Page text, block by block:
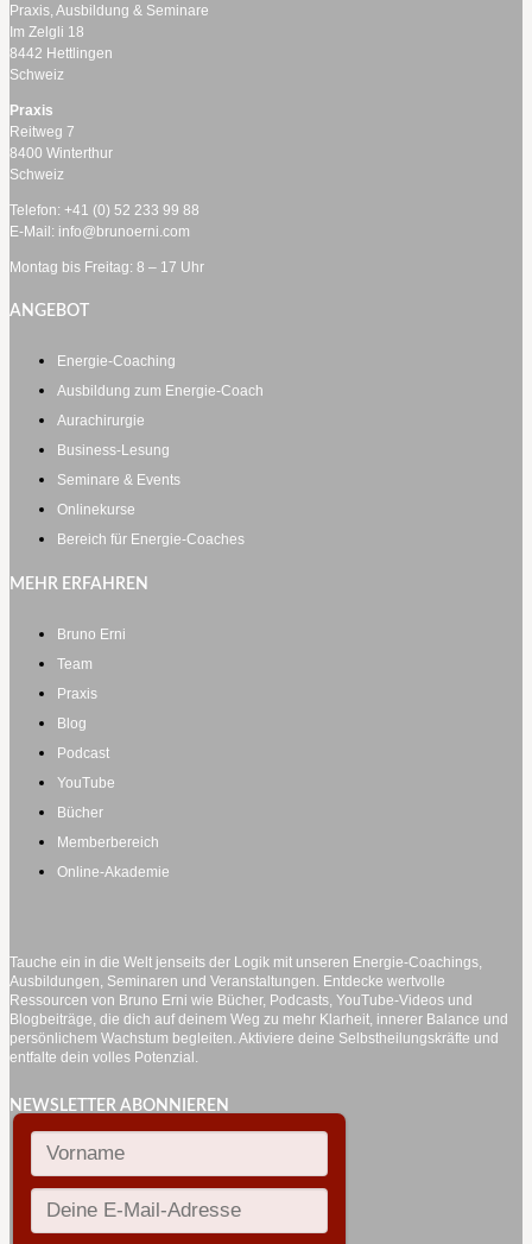
Praxis, Ausbildung & Seminare
Im Zelgli 18
8442 Hettlingen
Schweiz
Praxis
Reitweg 7
8400 Winterthur
Schweiz
Telefon: +41 (0) 52 233 99 88
E-Mail: info@brunoerni.com
Montag bis Freitag: 8 – 17 Uhr
ANGEBOT
Energie-Coaching
Ausbildung zum Energie-Coach
Aurachirurgie
Business-Lesung
Seminare & Events
Onlinekurse
Bereich für Energie-Coaches
MEHR ERFAHREN
Bruno Erni
Team
Praxis
Blog
Podcast
YouTube
Bücher
Memberbereich
Online-Akademie
Tauche ein in die Welt jenseits der Logik mit unseren Energie-Coachings,
Ausbildungen, Seminaren und Veranstaltungen. Entdecke wertvolle
Ressourcen von Bruno Erni wie Bücher, Podcasts, YouTube-Videos und
Blogbeiträge, die dich auf deinem Weg zu mehr Klarheit, innerer Balance und
persönlichem Wachstum begleiten. Aktiviere deine Selbstheilungskräfte und
entfalte dein volles Potenzial.
NEWSLETTER ABONNIEREN